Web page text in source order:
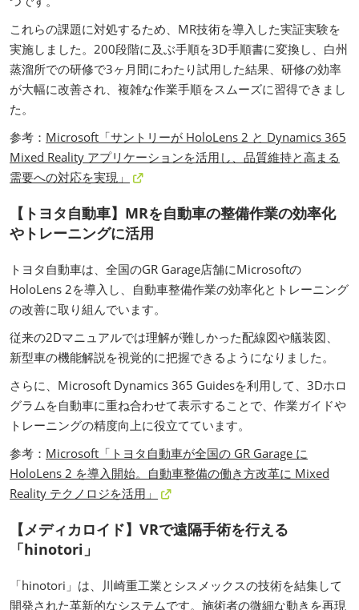
これらの課題に対処するため、MR技術を導入した実証実験を
実施しました。200段階に及ぶ手順を3D手順書に変換し、白州
蒸溜所での研修で3ヶ月間にわたり試用した結果、研修の効率
が大幅に改善され、複雑な作業手順をスムーズに習得できまし
た。
参考： Microsoft「サントリーが HoloLens 2 と Dynamics 365
Mixed Reality アプリケーションを活用し、品質維持と高まる
需要への対応を実現」
【トヨタ自動車】MRを自動車の整備作業の効率化
やトレーニングに活用
トヨタ自動車は、全国のGR Garage店舗にMicrosoftの
HoloLens 2を導入し、自動車整備作業の効率化とトレーニング
の改善に取り組んでいます。
従来の2Dマニュアルでは理解が難しかった配線図や艤装図、
新型車の機能解説を視覚的に把握できるようになりました。
さらに、Microsoft Dynamics 365 Guidesを利用して、3Dホロ
グラムを自動車に重ね合わせて表示することで、作業ガイドや
トレーニングの精度向上に役立てています。
参考： Microsoft「トヨタ自動車が全国の GR Garage に
HoloLens 2 を導入開始。自動車整備の働き方改革に Mixed
Reality テクノロジを活用」
【メディカロイド】VRで遠隔手術を行える
「hinotori」
「hinotori」は、川崎重工業とシスメックスの技術を結集して
開発された革新的なシステムです。施術者の微細な動きを再現